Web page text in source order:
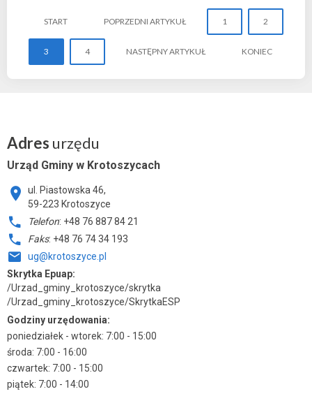
START POPRZEDNI ARTYKUŁ 1 2
3 4 NASTĘPNY ARTYKUŁ KONIEC
Adres urzędu
Urząd Gminy w Krotoszycach
ul. Piastowska 46,
59-223 Krotoszyce
Telefon: +48 76 887 84 21
Faks: +48 76 74 34 193
ug@krotoszyce.pl
Skrytka Epuap:
/Urzad_gminy_krotoszyce/skrytka
/Urzad_gminy_krotoszyce/SkrytkaESP
Godziny urzędowania:
poniedziałek - wtorek: 7:00 - 15:00
środa: 7:00 - 16:00
czwartek: 7:00 - 15:00
piątek: 7:00 - 14:00